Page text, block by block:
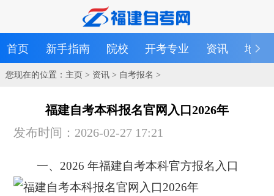
首页 新手指南 院校 开考专业 资讯 地区
您现在的位置： 主页> 资讯> 自考报名 >
福建自考本科报名官网入口2026年
发布时间：2026-02-27 17:21
一、2026 年福建自考本科官方报名入口